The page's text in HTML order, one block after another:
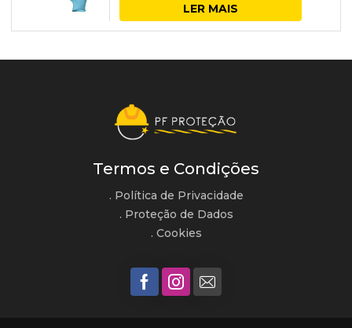
LER MAIS
Termos e Condições
. Política de Privacidade
. Proteção de Dados
. Cookies